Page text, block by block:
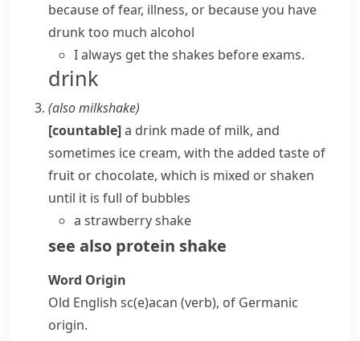
because of fear, illness, or because you have
drunk too much alcohol
I always get the shakes before exams.
drink
(alsomilkshake)
[countable]a drink made of milk, and
sometimes ice cream, with the added taste of
fruit or chocolate, which is mixed or shaken
until it is full of bubbles
a strawberry shake
see also protein shake
Word Origin
Old English sc(e)acan (verb), of Germanic
origin.